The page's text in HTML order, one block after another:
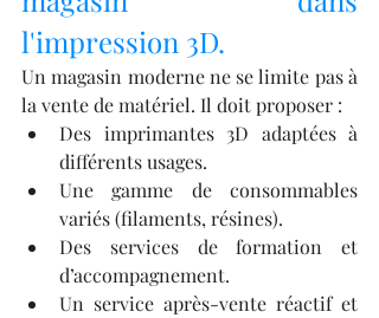
l'impression 3D.
Un magasin moderne ne se limite pas à
la vente de matériel. Il doit proposer :
Des imprimantes 3D adaptées à
différents usages.
Une gamme de consommables
variés (filaments, résines).
Des services de formation et
d’accompagnement.
Un service après-vente réactif et